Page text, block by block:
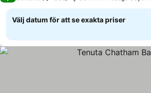
Välj datum för att se exakta priser